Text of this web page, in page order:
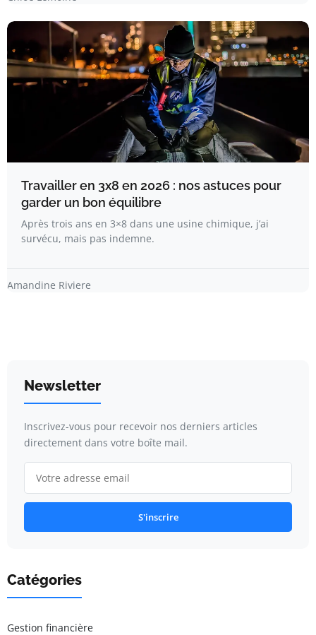
Travailler en 3x8 en 2026 : nos astuces pour
garder un bon équilibre
Après trois ans en 3×8 dans une usine chimique, j’ai
survécu, mais pas indemne.
Amandine Riviere
Newsletter
Inscrivez-vous pour recevoir nos derniers articles
directement dans votre boîte mail.
S'inscrire
Catégories
Gestion financière